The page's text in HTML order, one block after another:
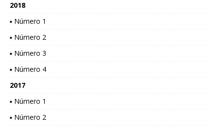
2018
▪ Número 1
▪ Número 2
▪ Número 3
▪ Número 4
2017
▪ Número 1
▪ Número 2